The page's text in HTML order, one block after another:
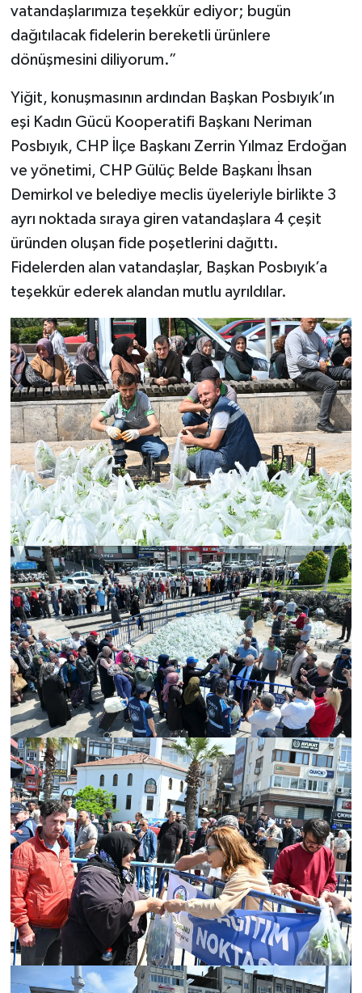
vatandaşlarımıza teşekkür ediyor; bugün
dağıtılacak fidelerin bereketli ürünlere
dönüşmesini diliyorum.”
Yiğit, konuşmasının ardından Başkan Posbıyık’ın
eşi Kadın Gücü Kooperatifi Başkanı Neriman
Posbıyık, CHP İlçe Başkanı Zerrin Yılmaz Erdoğan
ve yönetimi, CHP Gülüç Belde Başkanı İhsan
Demirkol ve belediye meclis üyeleriyle birlikte 3
ayrı noktada sıraya giren vatandaşlara 4 çeşit
üründen oluşan fide poşetlerini dağıttı.
Fidelerden alan vatandaşlar, Başkan Posbıyık’a
teşekkür ederek alandan mutlu ayrıldılar.